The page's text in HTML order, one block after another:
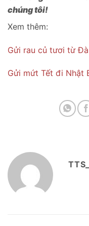
chúng tôi!
Xem thêm:
Gửi rau củ tươi từ
Gửi mứt Tết đi Nhật